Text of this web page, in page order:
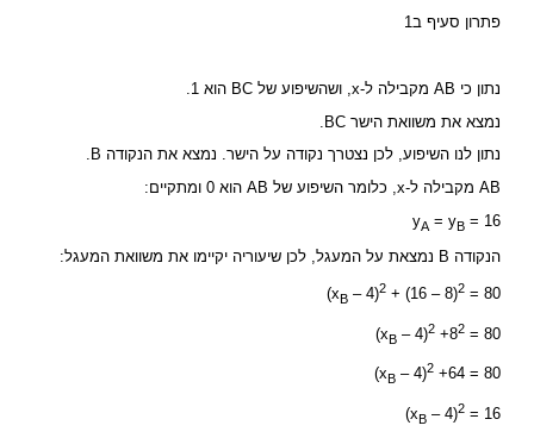
פתרון סעיף ב1
נתון כי AB מקבילה ל-x, ושהשיפוע של BC הוא 1.
נמצא את משוואת הישר BC.
נתון לנו השיפוע, לכן נצטרך נקודה על הישר. נמצא את הנקודה B.
AB מקבילה ל-x, כלומר השיפוע של AB הוא 0 ומתקיים:
yA = yB = 16
הנקודה B נמצאת על המעגל, לכן שיעוריה יקיימו את משוואת המעגל:
(xB – 4)2 + (16 – 8)2 = 80
(xB – 4)2 +82 = 80
(xB – 4)2 +64 = 80
(xB – 4)2 = 16